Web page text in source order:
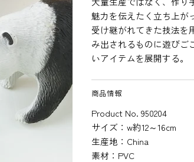
魅力を伝えたく立ち上が
受け継がれてきた技法を
み出されるものに遊びご
いアイテムを展開する。
商品情報
Product No. 950204
サイズ：w約12～16cm
生産地：China
素材：PVC